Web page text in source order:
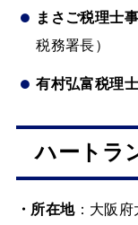
まさご税理士
税務署長）
有村弘富税理
ハートラ
・所在地：大阪府